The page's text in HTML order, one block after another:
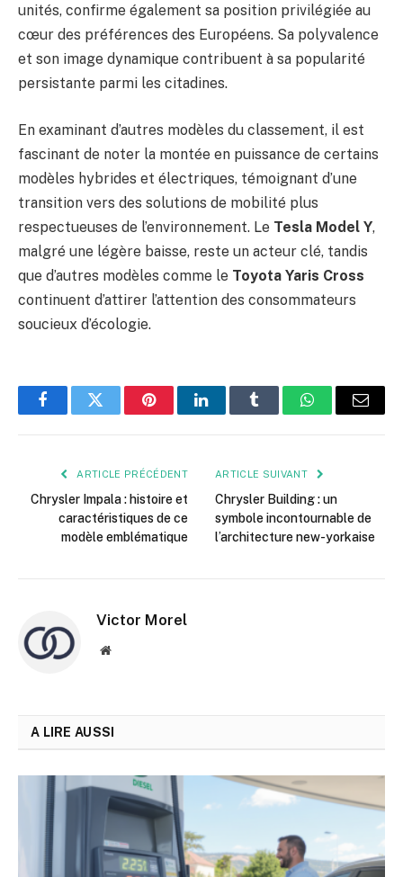
unités, confirme également sa position privilégiée au
cœur des préférences des Européens. Sa polyvalence
et son image dynamique contribuent à sa popularité
persistante parmi les citadines.
En examinant d’autres modèles du classement, il est
fascinant de noter la montée en puissance de certains
modèles hybrides et électriques, témoignant d’une
transition vers des solutions de mobilité plus
respectueuses de l’environnement. Le Tesla Model Y,
malgré une légère baisse, reste un acteur clé, tandis
que d’autres modèles comme le Toyota Yaris Cross
continuent d’attirer l’attention des consommateurs
soucieux d’écologie.
FacebookTwitter PinterestLinkedInTumblr WhatsApp
E-
ARTICLE PRÉCÉDENT
Chrysler Impala : histoire et
caractéristiques de ce
modèle emblématique
ARTICLE SUIVANT
Chrysler Building : un
symbole incontournable de
l’architecture new-yorkaise
Victor Morel
Site
A LIRE AUSSI